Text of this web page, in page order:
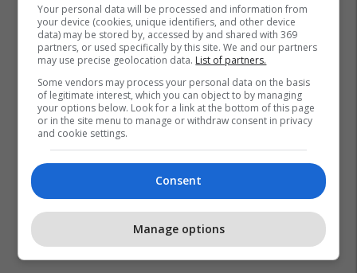
Your personal data will be processed and information from
your device (cookies, unique identifiers, and other device
data) may be stored by, accessed by and shared with 369
partners, or used specifically by this site. We and our partners
may use precise geolocation data. List of partners.
Some vendors may process your personal data on the basis
of legitimate interest, which you can object to by managing
your options below. Look for a link at the bottom of this page
or in the site menu to manage or withdraw consent in privacy
and cookie settings.
Consent
Manage options